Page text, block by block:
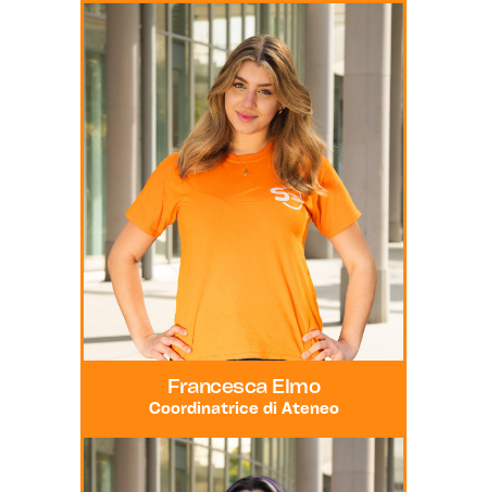
Francesca Elmo
Coordinatrice di Ateneo